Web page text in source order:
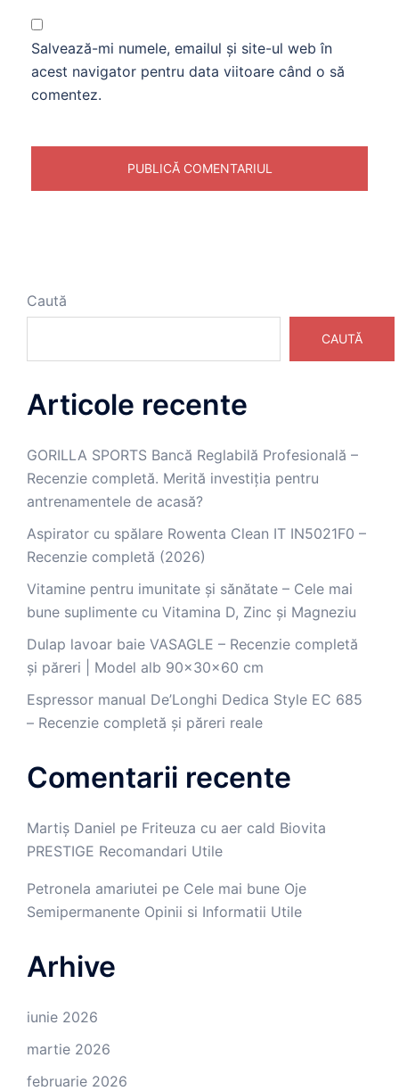
Salvează-mi numele, emailul și site-ul web în
acest navigator pentru data viitoare când o să
comentez.
Caută
CAUTĂ
Articole recente
GORILLA SPORTS Bancă Reglabilă Profesională –
Recenzie completă. Merită investiția pentru
antrenamentele de acasă?
Aspirator cu spălare Rowenta Clean IT IN5021F0 –
Recenzie completă (2026)
Vitamine pentru imunitate și sănătate – Cele mai
bune suplimente cu Vitamina D, Zinc și Magneziu
Dulap lavoar baie VASAGLE – Recenzie completă
și păreri | Model alb 90x30x60 cm
Espressor manual De’Longhi Dedica Style EC 685
– Recenzie completă și păreri reale
Comentarii recente
Martiș Daniel pe Friteuza cu aer cald Biovita
PRESTIGE Recomandari Utile
Petronela amariutei pe Cele mai bune Oje
Semipermanente Opinii si Informatii Utile
Arhive
iunie 2026
martie 2026
februarie 2026